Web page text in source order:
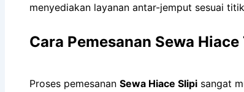
menyediakan layanan antar-jemput sesuai
Cara Pemesanan Sewa
Proses pemesanan Sewa Hiace Slipi sangat